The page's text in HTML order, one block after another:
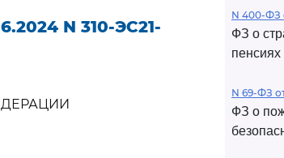
N 310-ЭС21-
N 400-ФЗ
ФЗ о
пенсиях
N 69-ФЗ от
ФЗ о